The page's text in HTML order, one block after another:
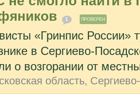
1 ПРОВЕРЕН
«Гринпис
в Сергиево-
о возгорании от
область,